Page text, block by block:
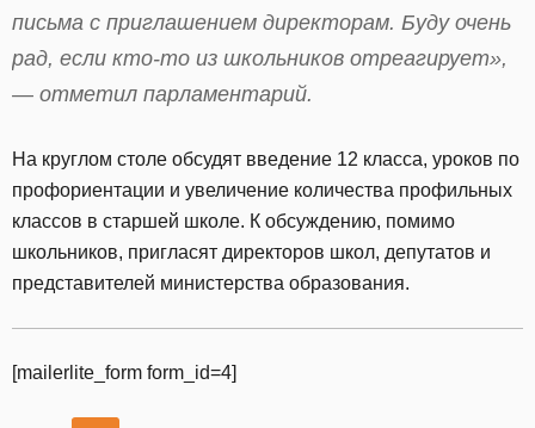
письма с приглашением директорам. Буду очень
рад, если кто-то из школьников отреагирует»,
— отметил парламентарий.
На круглом столе обсудят введение 12 класса, уроков по
профориентации и увеличение количества профильных
классов в старшей школе. К обсуждению, помимо
школьников, пригласят директоров школ, депутатов и
представителей министерства образования.
[mailerlite_form form_id=4]